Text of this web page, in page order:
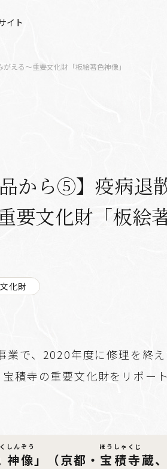
イト
える～重要文化財「板絵著色神像」
から⑤】疫病退
要文化財「板絵
化財
業で、2020年度に修理を終
積寺の重要文化財をリポート
神像
しんぞう
」（京都・ 宝積寺
ほうしゃくじ
蔵